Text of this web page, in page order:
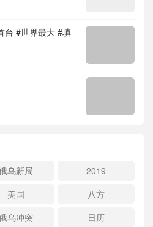
台 #世界最大 #填
乌新局
2019
美国
八方
乌冲突 日历